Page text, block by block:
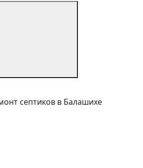
септиков в Балашихе